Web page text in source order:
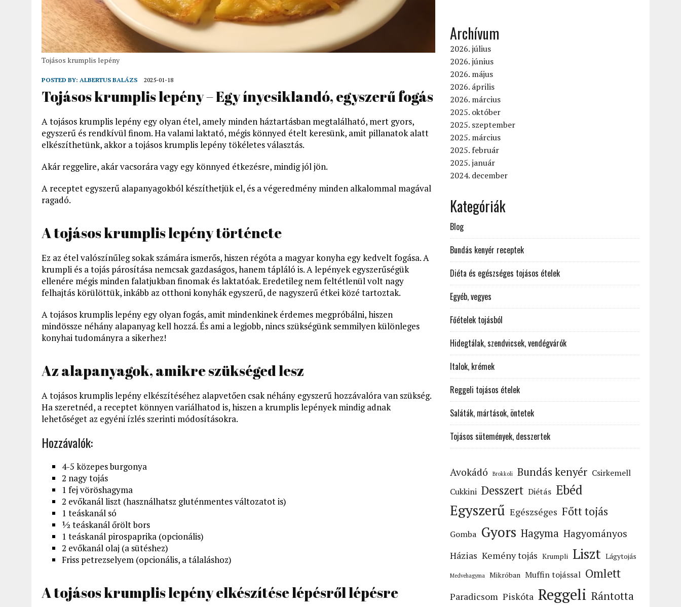
Tojásos krumplis lepény
POSTED BY: ALBERTUS BALÁZS 2025-01-18
Tojásos krumplis lepény – Egy ínycsiklandó, egyszerű fogás
A tojásos krumplis lepény egy olyan étel, amely minden háztartásban megtalálható, mert gyors,
egyszerű és rendkívül finom. Ha valami laktató, mégis könnyed ételt keresünk, amit pillanatok alatt
elkészíthetünk, akkor a tojásos krumplis lepény tökéletes választás.
Akár reggelire, akár vacsorára vagy egy könnyed étkezésre, mindig jól jön.
A receptet egyszerű alapanyagokból készíthetjük el, és a végeredmény minden alkalommal magával
ragadó.
A tojásos krumplis lepény története
Ez az étel valószínűleg sokak számára ismerős, hiszen régóta a magyar konyha egy kedvelt fogása. A
krumpli és a tojás párosítása nemcsak gazdaságos, hanem tápláló is. A lepények egyszerűségük
ellenére mégis minden falatjukban finomak és laktatóak. Eredetileg nem feltétlenül volt nagy
felhajtás körülöttük, inkább az otthoni konyhák egyszerű, de nagyszerű étkei közé tartoztak.
A tojásos krumplis lepény egy olyan fogás, amit mindenkinek érdemes megpróbálni, hiszen
mindössze néhány alapanyag kell hozzá. És ami a legjobb, nincs szükségünk semmilyen különleges
konyhai tudományra a sikerhez!
Az alapanyagok, amikre szükséged lesz
A tojásos krumplis lepény elkészítéséhez alapvetően csak néhány egyszerű hozzávalóra van szükség.
Ha szeretnéd, a receptet könnyen variálhatod is, hiszen a krumplis lepények mindig adnak
lehetőséget az egyéni ízlés szerinti módosításokra.
Hozzávalók:
4-5 közepes burgonya
2 nagy tojás
1 fej vöröshagyma
2 evőkanál liszt (használhatsz gluténmentes változatot is)
1 teáskanál só
½ teáskanál őrölt bors
1 teáskanál pirospaprika (opcionális)
2 evőkanál olaj (a sütéshez)
Friss petrezselyem (opcionális, a tálaláshoz)
A tojásos krumplis lepény elkészítése lépésről lépésre
Archívum
2026. július
2026. június
2026. május
2026. április
2026. március
2025. október
2025. szeptember
2025. március
2025. február
2025. január
2024. december
Kategóriák
Blog
Bundás kenyér receptek
Diéta és egészséges tojásos ételek
Egyéb, vegyes
Főételek tojásból
Hidegtálak, szendvicsek, vendégvárók
Italok, krémek
Reggeli tojásos ételek
Saláták, mártások, öntetek
Tojásos sütemények, desszertek
Avokádó Brokkoli Bundás kenyér Csirkemell
Cukkini Desszert Diétás Ebéd
Egyszerű Egészséges Főtt tojás
Gomba Gyors Hagyma Hagyományos
Házias Kemény tojás Krumpli Liszt Lágytojás
Medvehagyma Mikróban Muffin tojással Omlett
Paradicsom Piskóta Reggeli Rántotta